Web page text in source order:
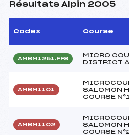
Résultats Alpin 2005
Codex Course
AMBM1251.FFS
MICRO
DISTRICT
AMBM1101
SALOMON
COURSE N°1
AMBM1102
SALOMON
COURSE